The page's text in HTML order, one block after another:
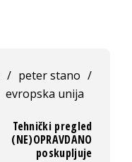
/ peter stano /
evropska unija
Tehnički pregled
(NE)OPRAVDANO
poskupljuje